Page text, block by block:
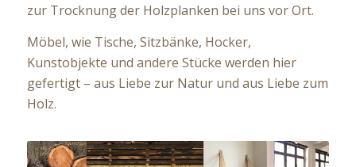
zur Trocknung der Holzplanken bei uns vor Ort.
Möbel, wie Tische, Sitzbänke, Hocker,
Kunstobjekte und andere Stücke werden hier
gefertigt – aus Liebe zur Natur und aus Liebe zum
Holz.